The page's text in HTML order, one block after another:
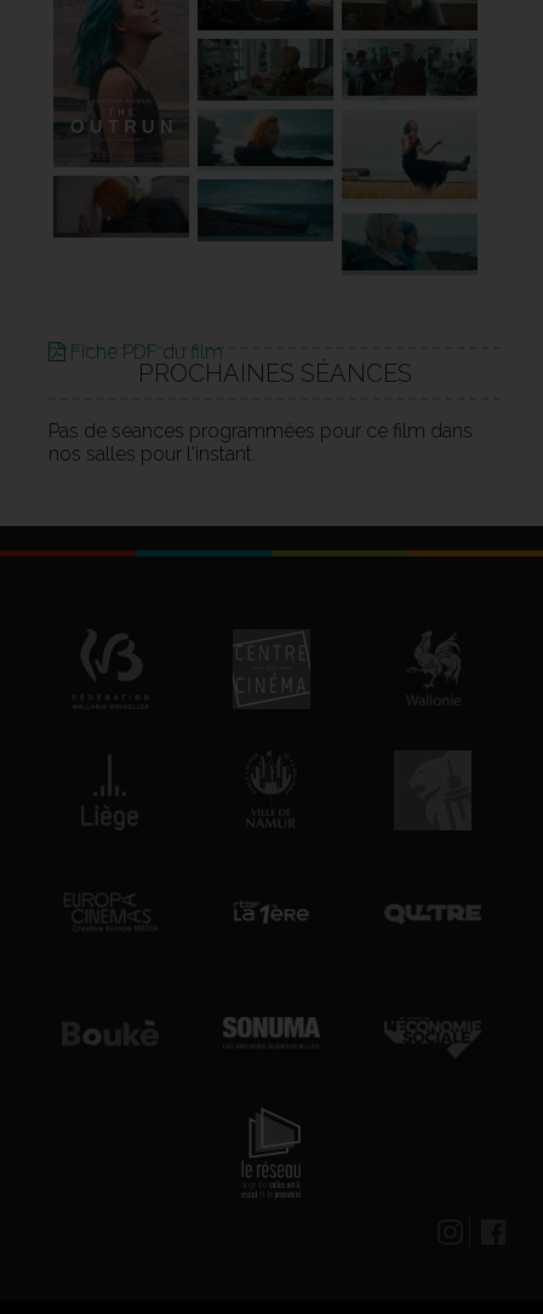
Fiche PDF du film
PROCHAINES SÉANCES
Pas de séances programmées pour ce film dans
nos salles pour l'instant.